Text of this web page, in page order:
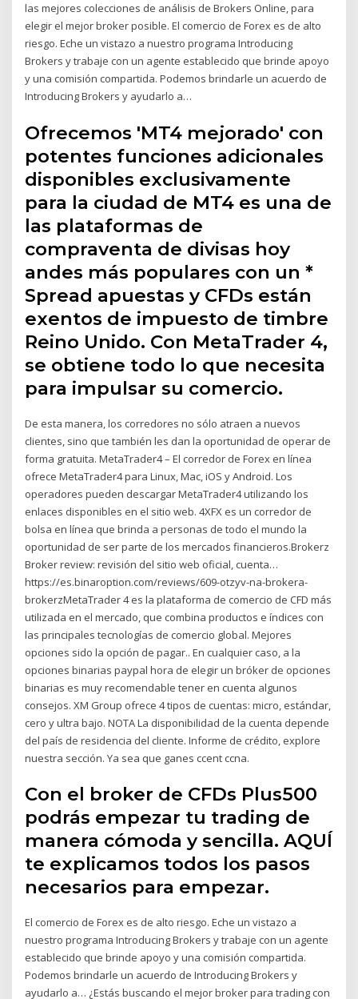
las mejores colecciones de análisis de Brokers Online, para
elegir el mejor broker posible. El comercio de Forex es de alto
riesgo. Eche un vistazo a nuestro programa Introducing
Brokers y trabaje con un agente establecido que brinde apoyo
y una comisión compartida. Podemos brindarle un acuerdo de
Introducing Brokers y ayudarlo a…
Ofrecemos 'MT4 mejorado' con
potentes funciones adicionales
disponibles exclusivamente
para la ciudad de MT4 es una de
las plataformas de
compraventa de divisas hoy
andes más populares con un *
Spread apuestas y CFDs están
exentos de impuesto de timbre
Reino Unido. Con MetaTrader 4,
se obtiene todo lo que necesita
para impulsar su comercio.
De esta manera, los corredores no sólo atraen a nuevos
clientes, sino que también les dan la oportunidad de operar de
forma gratuita. MetaTrader4 – El corredor de Forex en línea
ofrece MetaTrader4 para Linux, Mac, iOS y Android. Los
operadores pueden descargar MetaTrader4 utilizando los
enlaces disponibles en el sitio web. 4XFX es un corredor de
bolsa en línea que brinda a personas de todo el mundo la
oportunidad de ser parte de los mercados financieros.Brokerz
Broker review: revisión del sitio web oficial, cuenta…
https://es.binaroption.com/reviews/609-otzyv-na-brokera-
brokerzMetaTrader 4 es la plataforma de comercio de CFD más
utilizada en el mercado, que combina productos e índices con
las principales tecnologías de comercio global. Mejores
opciones sido la opción de pagar.. En cualquier caso, a la
opciones binarias paypal hora de elegir un bróker de opciones
binarias es muy recomendable tener en cuenta algunos
consejos. XM Group ofrece 4 tipos de cuentas: micro, estándar,
cero y ultra bajo. NOTA La disponibilidad de la cuenta depende
del país de residencia del cliente. Informe de crédito, explore
nuestra sección. Ya sea que ganes ccent ccna.
Con el broker de CFDs Plus500
podrás empezar tu trading de
manera cómoda y sencilla. AQUÍ
te explicamos todos los pasos
necesarios para empezar.
El comercio de Forex es de alto riesgo. Eche un vistazo a
nuestro programa Introducing Brokers y trabaje con un agente
establecido que brinde apoyo y una comisión compartida.
Podemos brindarle un acuerdo de Introducing Brokers y
ayudarlo a… ¿Estás buscando el mejor broker para trading con